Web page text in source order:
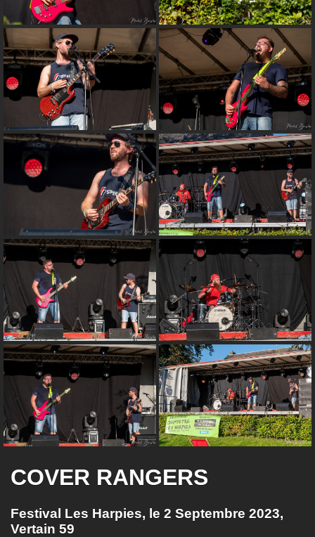
COVER RANGERS
Festival Les Harpies, le 2 Septembre 2023,
Vertain 59